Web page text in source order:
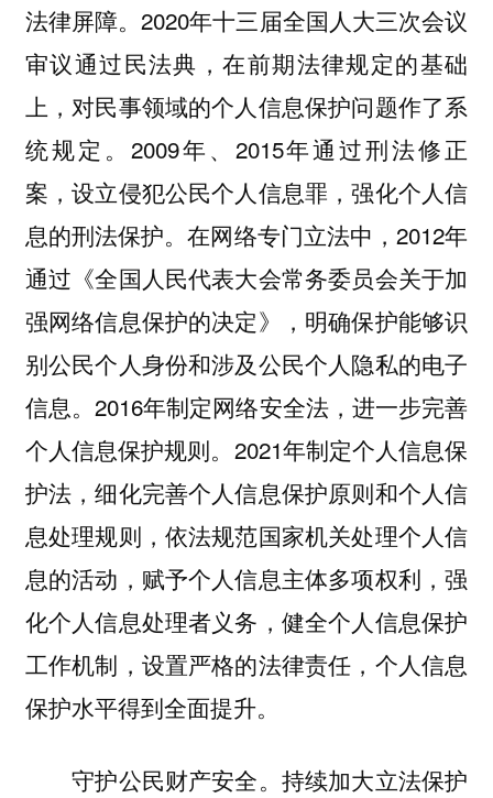
法律屏障。2020年十三届全国人大三次会议
审议通过民法典，在前期法律规定的基础
上，对民事领域的个人信息保护问题作了系
统规定。2009年、2015年通过刑法修正
案，设立侵犯公民个人信息罪，强化个人信
息的刑法保护。在网络专门立法中，2012年
通过《全国人民代表大会常务委员会关于加
强网络信息保护的决定》，明确保护能够识
别公民个人身份和涉及公民个人隐私的电子
信息。2016年制定网络安全法，进一步完善
个人信息保护规则。2021年制定个人信息保
护法，细化完善个人信息保护原则和个人信
息处理规则，依法规范国家机关处理个人信
息的活动，赋予个人信息主体多项权利，强
化个人信息处理者义务，健全个人信息保护
工作机制，设置严格的法律责任，个人信息
保护水平得到全面提升。
守护公民财产安全。持续加大立法保护